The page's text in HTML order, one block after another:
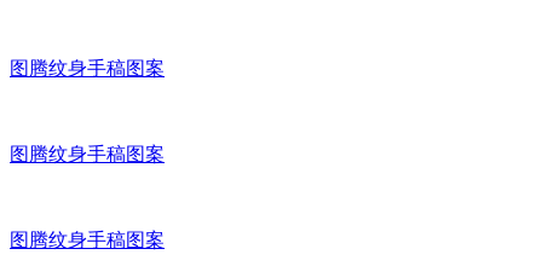
图腾纹身手稿图案
图腾纹身手稿图案
图腾纹身手稿图案